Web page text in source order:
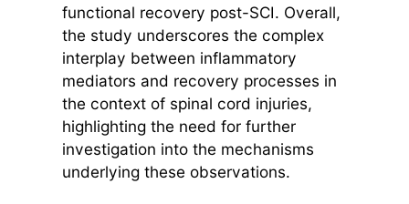
functional recovery post-SCI. Overall,
the study underscores the complex
interplay between inflammatory
mediators and recovery processes in
the context of spinal cord injuries,
highlighting the need for further
investigation into the mechanisms
underlying these observations.